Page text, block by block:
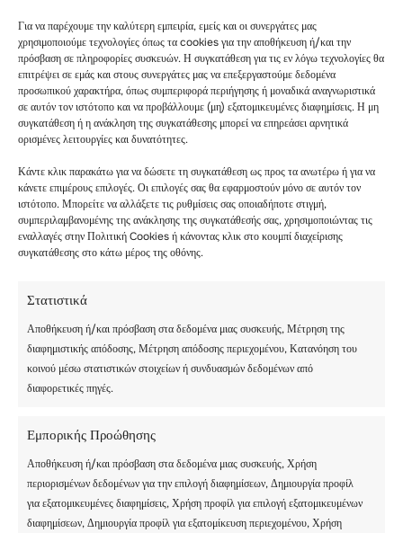
Για να παρέχουμε την καλύτερη εμπειρία, εμείς και οι συνεργάτες μας
χρησιμοποιούμε τεχνολογίες όπως τα cookies για την αποθήκευση ή/και την
πρόσβαση σε πληροφορίες συσκευών. Η συγκατάθεση για τις εν λόγω τεχνολογίες θα
επιτρέψει σε εμάς και στους συνεργάτες μας να επεξεργαστούμε δεδομένα
προσωπικού χαρακτήρα, όπως συμπεριφορά περιήγησης ή μοναδικά αναγνωριστικά
σε αυτόν τον ιστότοπο και να προβάλλουμε (μη) εξατομικευμένες διαφημίσεις. Η μη
συγκατάθεση ή η ανάκληση της συγκατάθεσης μπορεί να επηρεάσει αρνητικά
ορισμένες λειτουργίες και δυνατότητες.
Κάντε κλικ παρακάτω για να δώσετε τη συγκατάθεση ως προς τα ανωτέρω ή για να
κάνετε επιμέρους επιλογές. Οι επιλογές σας θα εφαρμοστούν μόνο σε αυτόν τον
ιστότοπο. Μπορείτε να αλλάξετε τις ρυθμίσεις σας οποιαδήποτε στιγμή,
συμπεριλαμβανομένης της ανάκλησης της συγκατάθεσής σας, χρησιμοποιώντας τις
εναλλαγές στην Πολιτική Cookies ή κάνοντας κλικ στο κουμπί διαχείρισης
συγκατάθεσης στο κάτω μέρος της οθόνης.
Στατιστικά
Αποθήκευση ή/και πρόσβαση στα δεδομένα μιας συσκευής, Μέτρηση της
διαφημιστικής απόδοσης, Μέτρηση απόδοσης περιεχομένου, Κατανόηση του
κοινού μέσω στατιστικών στοιχείων ή συνδυασμών δεδομένων από
διαφορετικές πηγές.
Εμπορικής Προώθησης
Αποθήκευση ή/και πρόσβαση στα δεδομένα μιας συσκευής, Χρήση
περιορισμένων δεδομένων για την επιλογή διαφημίσεων, Δημιουργία προφίλ
για εξατομικευμένες διαφημίσεις, Χρήση προφίλ για επιλογή εξατομικευμένων
διαφημίσεων, Δημιουργία προφίλ για εξατομίκευση περιεχομένου, Χρήση
ξεκινήσετε το ανοιξιάτικο ταξίδι σας για κάμπινγκ.
Να θυμάστε ότι η άνοιξη αμαυρώνεται από αβέβαιες
καιρικές συνθήκες.
Μην εκπλαγείτε αν μετά από μια ηλιόλουστη μέρα
έχετε κρύες νύχτες. Μερικές φορές μπορεί να
Οι ανοιξιάτικες νύχτες είναι συχνά κρύες και θέλετε
να έχετε μαζί σας κατάλληλο ρουχισμό. Εκτός από το
ντύσιμο σε στρώματα, φροντίστε να συσκευάσετε
υπνόσακους κατάλληλους για όλες τις καιρικές
Ένας κατάλληλα μονωμένος υπνόσακος ειδικά
σχεδιασμένος για να σας βοηθά να διαχειρίζεστε
θερμοκρασίες κάτω από 40 βαθμούς θα είναι
κατάλληλος.
Χρησιμοποιήστε ένα στρώμα ύπνου για να
δημιουργήσετε μια απόσταση μεταξύ του υγρού ή
κρύου εδάφους και του σώματός σας.
Βεβαιωθείτε ότι η σκηνή που θα επιλέξετε μπορεί να
αντέξει χαμηλές θερμοκρασίες και ισχυρούς ανέμους.